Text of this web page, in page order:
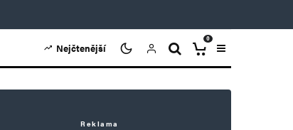
Nejčtenější
0
Reklama